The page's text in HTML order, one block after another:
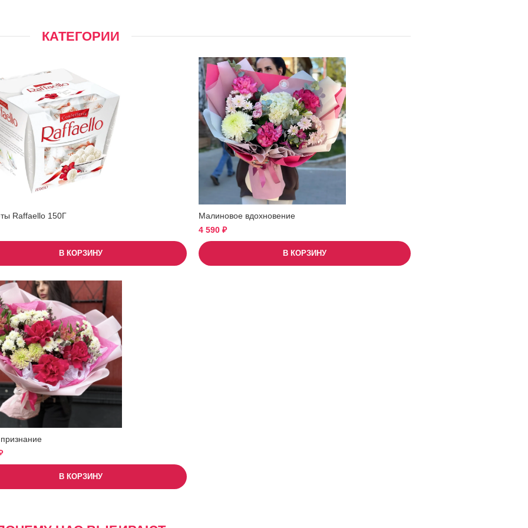
КАТЕГОРИИ
Raffaello 150Г
В КОРЗИНУ
Малиновое вдохновение
4 590 ₽
В КОРЗИНУ
В КОРЗИНУ